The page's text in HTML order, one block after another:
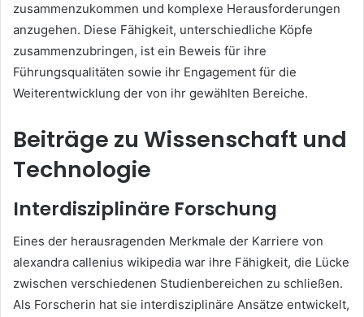
zusammenzukommen und komplexe Herausforderungen
anzugehen. Diese Fähigkeit, unterschiedliche Köpfe
zusammenzubringen, ist ein Beweis für ihre
Führungsqualitäten sowie ihr Engagement für die
Weiterentwicklung der von ihr gewählten Bereiche.
Beiträge zu Wissenschaft und
Technologie
Interdisziplinäre Forschung
Eines der herausragenden Merkmale der Karriere von
alexandra callenius wikipedia war ihre Fähigkeit, die Lücke
zwischen verschiedenen Studienbereichen zu schließen.
Als Forscherin hat sie interdisziplinäre Ansätze entwickelt,